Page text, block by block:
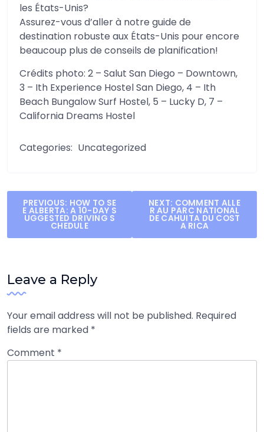
les États-Unis?
Assurez-vous d’aller à notre guide de
destination robuste aux États-Unis pour encore
beaucoup plus de conseils de planification!
Crédits photo: 2 – Salut San Diego – Downtown,
3 – Ith Experience Hostel San Diego, 4 – Ith
Beach Bungalow Surf Hostel, 5 – Lucky D, 7 –
California Dreams Hostel
Categories: Uncategorized
Post
navigation
PREVIOUS: HOW TO SE
E ALBERTA: A 10-DAY S
UGGESTED DRIVING S
CHEDULE
NEXT: COMMENT ALLE
R AU PARC NATIONAL
DE CAHUITA DU COST
A RICA
Leave a Reply
Your email address will not be published. Required
fields are marked *
Comment *